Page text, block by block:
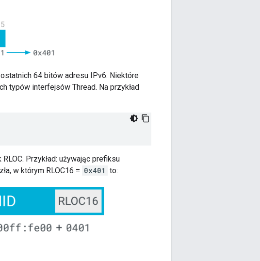
64 bitów adresu IPv6. Niektóre
typów interfejsów Thread. Na przykład
Przykład: używając prefiksu
w którym RLOC16 = 0x401 to: